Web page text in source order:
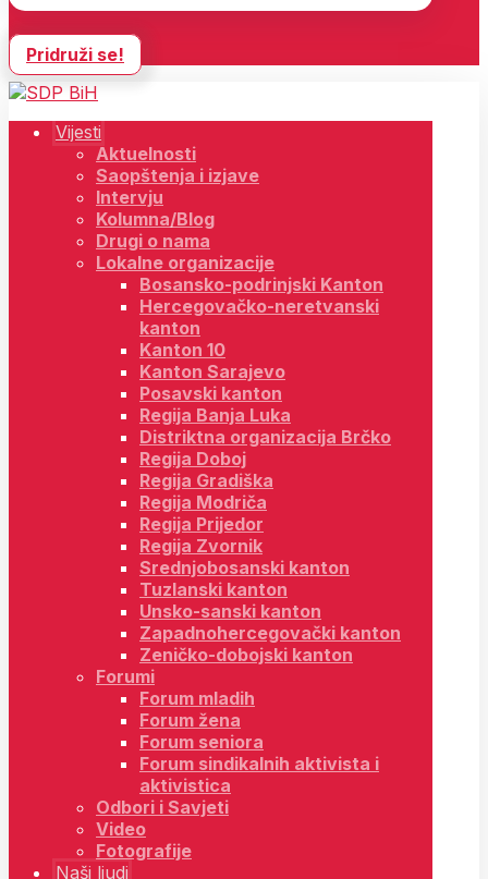
Pridruži se!
Vijesti
Aktuelnosti
Saopštenja i izjave
Intervju
Kolumna/Blog
Drugi o nama
Lokalne organizacije
Bosansko-podrinjski Kanton
Hercegovačko-neretvanski
kanton
Kanton 10
Kanton Sarajevo
Posavski kanton
Regija Banja Luka
Distriktna organizacija Brčko
Regija Doboj
Regija Gradiška
Regija Modriča
Regija Prijedor
Regija Zvornik
Srednjobosanski kanton
Tuzlanski kanton
Unsko-sanski kanton
Zapadnohercegovački kanton
Zeničko-dobojski kanton
Forumi
Forum mladih
Forum žena
Forum seniora
Forum sindikalnih aktivista i
aktivistica
Odbori i Savjeti
Video
Fotografije
Naši ljudi